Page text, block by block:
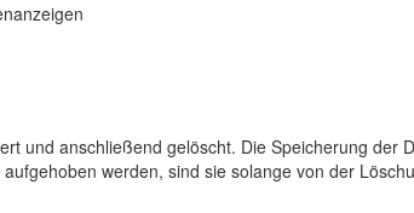
und anschließend gelöscht. Die Speicherung
werden, sind sie solange von der